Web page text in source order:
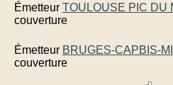
Émetteur TOULOUSE PIC DU
couverture
Émetteur BRUGES-CAPBIS-
couverture